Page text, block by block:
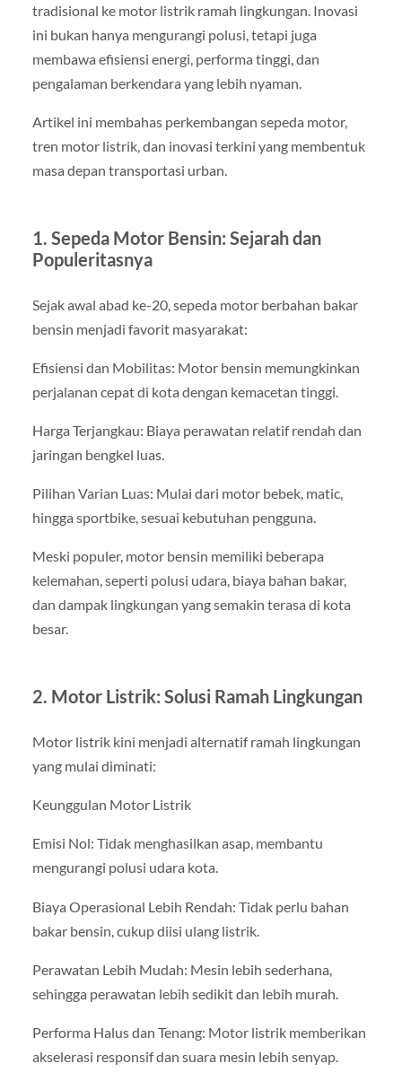
tradisional ke motor listrik ramah lingkungan. Inovasi
ini bukan hanya mengurangi polusi, tetapi juga
membawa efisiensi energi, performa tinggi, dan
pengalaman berkendara yang lebih nyaman.
Artikel ini membahas perkembangan sepeda motor,
tren motor listrik, dan inovasi terkini yang membentuk
masa depan transportasi urban.
1. Sepeda Motor Bensin: Sejarah dan
Populeritasnya
Sejak awal abad ke-20, sepeda motor berbahan bakar
bensin menjadi favorit masyarakat:
Efisiensi dan Mobilitas: Motor bensin memungkinkan
perjalanan cepat di kota dengan kemacetan tinggi.
Harga Terjangkau: Biaya perawatan relatif rendah dan
jaringan bengkel luas.
Pilihan Varian Luas: Mulai dari motor bebek, matic,
hingga sportbike, sesuai kebutuhan pengguna.
Meski populer, motor bensin memiliki beberapa
kelemahan, seperti polusi udara, biaya bahan bakar,
dan dampak lingkungan yang semakin terasa di kota
besar.
2. Motor Listrik: Solusi Ramah Lingkungan
Motor listrik kini menjadi alternatif ramah lingkungan
yang mulai diminati:
Keunggulan Motor Listrik
Emisi Nol: Tidak menghasilkan asap, membantu
mengurangi polusi udara kota.
Biaya Operasional Lebih Rendah: Tidak perlu bahan
bakar bensin, cukup diisi ulang listrik.
Perawatan Lebih Mudah: Mesin lebih sederhana,
sehingga perawatan lebih sedikit dan lebih murah.
Performa Halus dan Tenang: Motor listrik memberikan
akselerasi responsif dan suara mesin lebih senyap.